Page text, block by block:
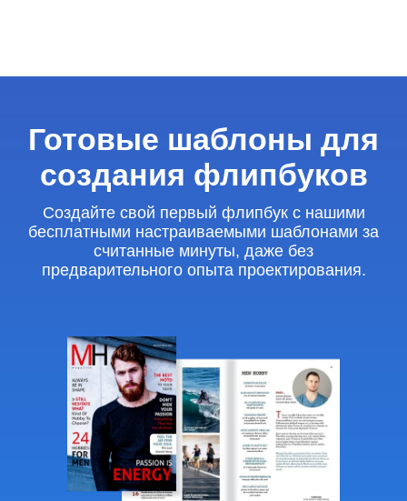
Готовые шаблоны для
создания флипбуков
Создайте свой первый флипбук с нашими
бесплатными настраиваемыми шаблонами за
считанные минуты, даже без
предварительного опыта проектирования.